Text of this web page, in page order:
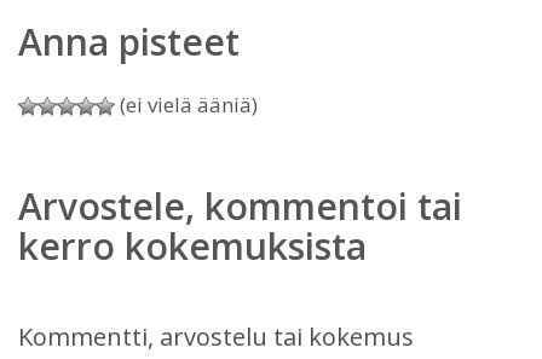
Anna pisteet
(ei vielä ääniä)
Arvostele, kommentoi tai
kerro kokemuksista
Kommentti, arvostelu tai kokemus